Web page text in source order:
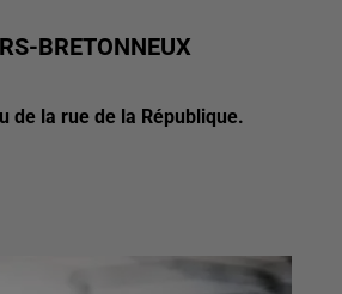
BRETONNEUX
de la rue de la République.